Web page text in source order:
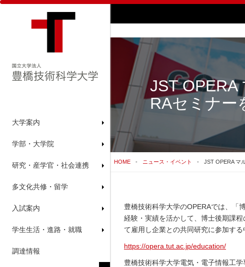
大学案内
学部・大学院
研究・産学官・社会連携
多文化共修・留学
入試案内
学生生活・進路・就職
調達情報
JST
RAセミナー
HOME ニュース・イベント JST OPERA マ
豊橋技術科学大学のOPERAでは、「
経験・実績を活かして、博士後期課程
て雇用し企業との共同研究に参加する
https://opera.tut.ac.jp/education/
豊橋技術科学大学電気・電子情報工